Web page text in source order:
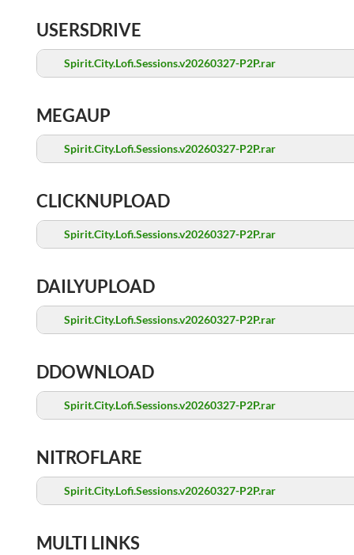
USERSDRIVE
Spirit.City.Lofi.Sessions.v20260327-P2P.rar
MEGAUP
Spirit.City.Lofi.Sessions.v20260327-P2P.rar
CLICKNUPLOAD
Spirit.City.Lofi.Sessions.v20260327-P2P.rar
DAILYUPLOAD
Spirit.City.Lofi.Sessions.v20260327-P2P.rar
DDOWNLOAD
Spirit.City.Lofi.Sessions.v20260327-P2P.rar
NITROFLARE
Spirit.City.Lofi.Sessions.v20260327-P2P.rar
MULTI LINKS